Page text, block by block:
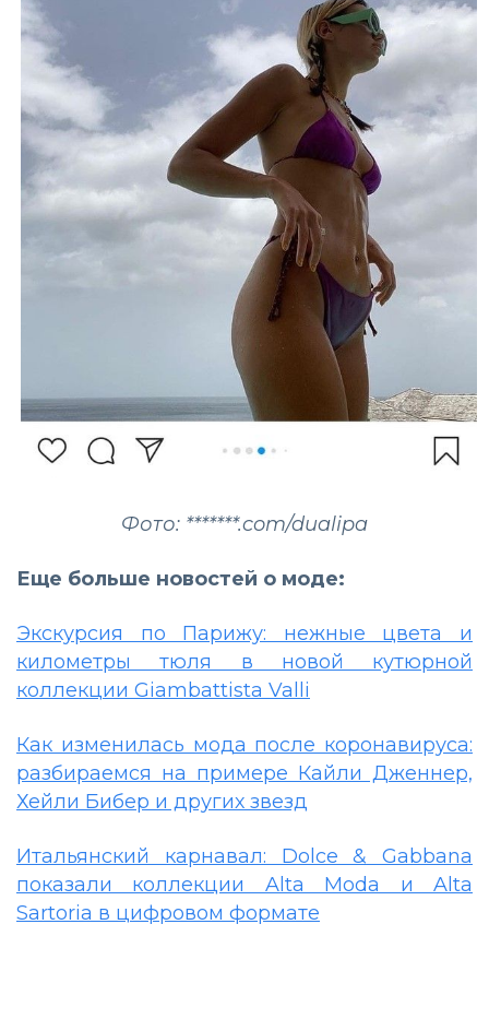
Фото: *******.com/dualipa
Еще больше новостей о моде:
Экскурсия по Парижу: нежные цвета и
километры тюля в новой кутюрной
коллекции Giambattista Valli
Как изменилась мода после коронавируса:
разбираемся на примере Кайли Дженнер,
Хейли Бибер и других звезд
Итальянский карнавал: Dolce & Gabbana
показали коллекции Alta Moda и Alta
Sartoria в цифровом формате